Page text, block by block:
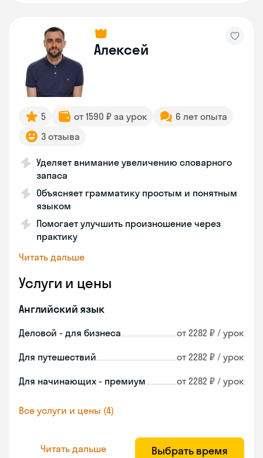
Алексей
5 от 1590 ₽ за урок
6 лет опыта
3 отзыва
Уделяет внимание увеличению словарного
запаса
Объясняет грамматику простым и понятным
языком
Помогает улучшить произношение через
практику
Читать дальше
Услуги и цены
Английский язык
Деловой - для бизнеса от 2282 ₽ / урок
Для путешествий от 2282 ₽ / урок
Для начинающих - премиум от 2282 ₽ / урок
Все услуги и цены (4)
Читать дальше Выбрать время